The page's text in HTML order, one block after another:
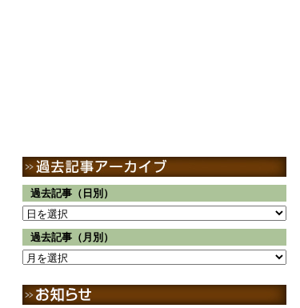
過去記事（日別）
過去記事（月別）